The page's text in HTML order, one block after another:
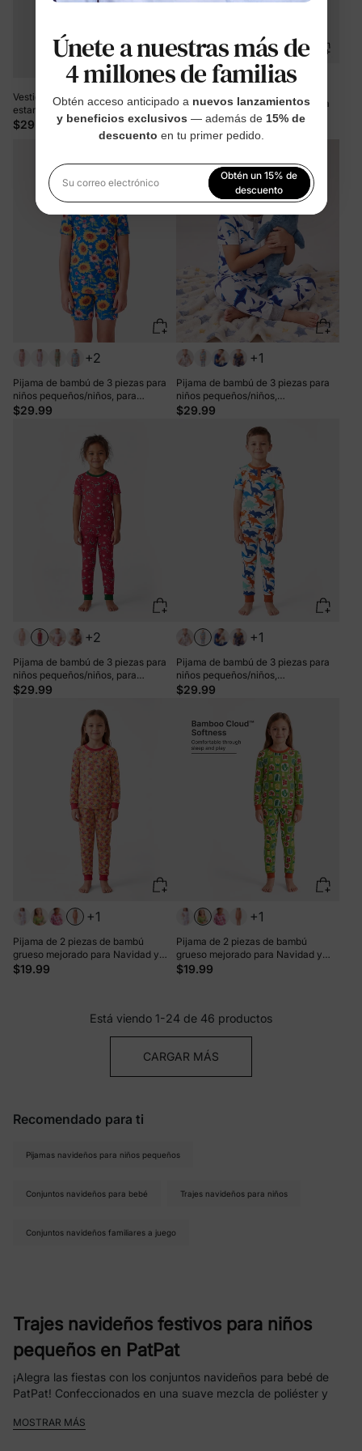
Vestido de tul de manga larga con
estampado de Minnie Mouse y
Mickey y sus amigos de Disney
para niña pequeña, color caqui
$29.99
+8
Pijama de bambú de 2 piezas para
Navidad y Halloween con
estampado infantil para bebé o niño
pequeño (ajustado), color rosa
$19.99
+2
Pijama de bambú de 3 piezas para
niños pequeños/niños, para
Navidad/Halloween, 2 en 1, para las
$29.99
+1
Pijama de bambú de 3 piezas para
niños pequeños/niños,
Navidad/Halloween, 2 en 1, para las
$29.99
+2
Pijama de bambú de 3 piezas para
niños pequeños/niños, para
Navidad/Halloween, 2 en 1, para las
$29.99
+1
Pijama de bambú de 3 piezas para
niños pequeños/niños,
Navidad/Halloween, estilo 2 en 1,
ceñido), color albaricoque
$29.99
+1
Pijama de 2 piezas de bambú
grueso mejorado para Navidad y
Halloween, con estampado infantil
$19.99
+1
Pijama de 2 piezas de bambú
grueso mejorado para Navidad y
Halloween, con estampado infantil
$19.99
Está viendo 1-24 de 46 productos
CARGAR MÁS
Recomendado para ti
Pijamas navideños para niños pequeños
Conjuntos navideños para bebé Trajes navideños para niños
Conjuntos navideños familiares a juego
Trajes navideños festivos para niños
pequeños en PatPat
¡Alegra las fiestas con los conjuntos navideños para bebé de
PatPat! Confeccionados en una suave mezcla de poliéster y
día y lucen personajes tan queridos como Mickey y sus amigos
MOSTRAR MÁS
Únete a nuestras más de
4 millones de familias
Obtén acceso anticipado a nuevos lanzamientos
y beneficios exclusivos — además de 15% de
descuento en tu primer pedido.
Su correo electrónico
Obtén un 15% de
descuento
Al registrarte, aceptas nuestra Política de privacidad